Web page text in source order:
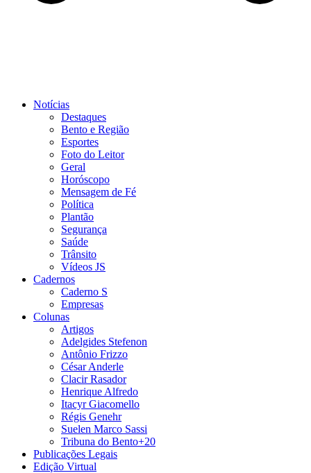
Notícias
Destaques
Bento e Região
Esportes
Foto do Leitor
Geral
Horóscopo
Mensagem de Fé
Política
Plantão
Segurança
Saúde
Trânsito
Vídeos JS
Cadernos
Caderno S
Empresas
Colunas
Artigos
Adelgides Stefenon
Antônio Frizzo
César Anderle
Clacir Rasador
Henrique Alfredo
Itacyr Giacomello
Régis Genehr
Suelen Marco Sassi
Tribuna do Bento+20
Publicações Legais
Edição Virtual